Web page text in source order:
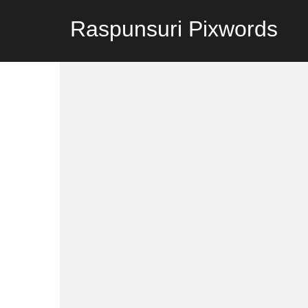
Raspunsuri Pixwords